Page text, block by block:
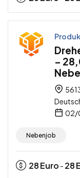
–
02/
Nebenjob
28Euro - 28